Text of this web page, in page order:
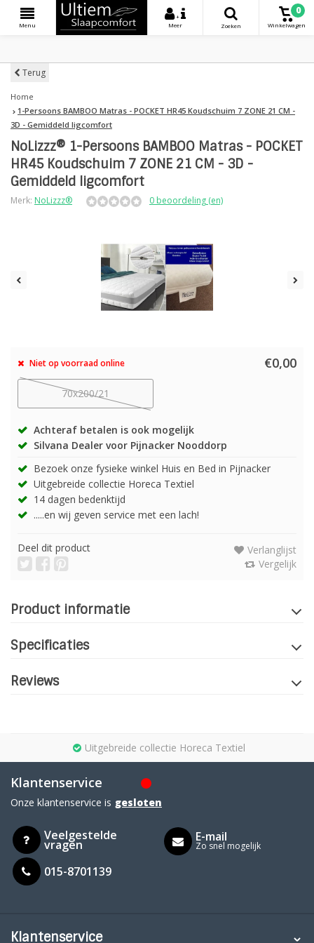
Menu
+
Meer
Zoeken
0
Winkelwagen
Terug
Home
1-Persoons BAMBOO Matras - POCKET HR45 Koudschuim 7 ZONE 21 CM -
3D - Gemiddeld ligcomfort
NoLizzz® 1-Persoons BAMBOO Matras - POCKET
HR45 Koudschuim 7 ZONE 21 CM - 3D -
Gemiddeld ligcomfort
Merk: NoLizzz® 0 beoordeling (en)
Niet op voorraad online €0,00
70x200/21
Achteraf betalen is ook mogelijk
Silvana Dealer voor Pijnacker Nooddorp
Bezoek onze fysieke winkel Huis en Bed in Pijnacker
Uitgebreide collectie Horeca Textiel
14 dagen bedenktijd
.....en wij geven service met een lach!
Deel dit product
Verlanglijst
Vergelijk
Product informatie
Specificaties
Reviews
Uitgebreide collectie Horeca Textiel
Klantenservice
Onze klantenservice is gesloten
Veelgestelde
vragen
015-8701139
E-mail
Zo snel mogelijk
Klantenservice